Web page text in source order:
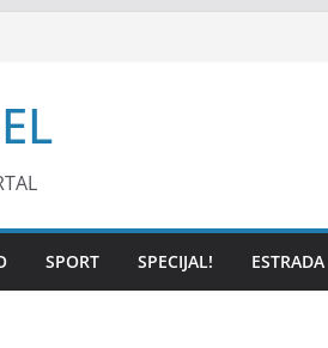
SPORT SPECIJAL! ESTRADA